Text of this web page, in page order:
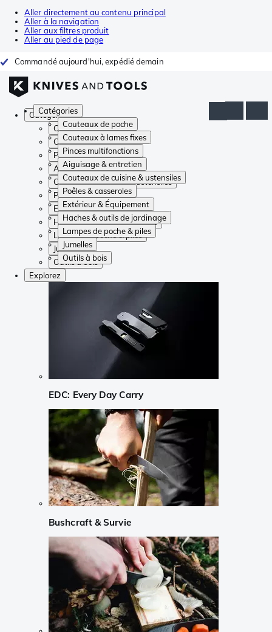
Aller directement au contenu principal
Aller à la navigation
Aller aux filtres produit
Aller au pied de page
Commandé aujourd'hui, expédié demain
Catégories
Couteaux de poche
Couteaux à lames fixes
Pinces multifonctions
Aiguisage & entretien
Couteaux de cuisine & ustensiles
Poêles & casseroles
Extérieur & Équipement
Haches & outils de jardinage
Lampes de poche & piles
Jumelles
Outils à bois
Catégories
Couteaux de poche
Couteaux à lames fixes
Pinces multifonctions
Aiguisage & entretien
Couteaux de cuisine & ustensiles
Poêles & casseroles
Extérieur & Équipement
Haches & outils de jardinage
Lampes de poche & piles
Jumelles
Outils à bois
Explorez
EDC: Every Day Carry
Bushcraft & Survie